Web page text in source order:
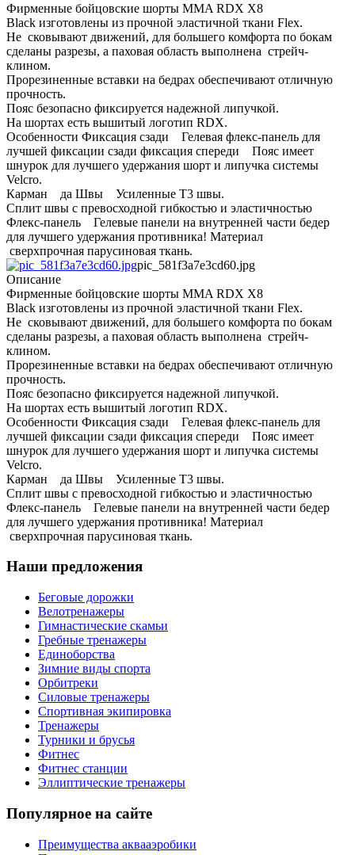
Фирменные бойцовские шорты MMA RDX X8
Black изготовлены из прочной эластичной ткани Flex.
Не сковывают движений, для большего комфорта по бокам
сделаны разрезы, а паховая область выполнена стрейч-
клином.
Прорезиненные вставки на бедрах обеспечивают отличную
прочность.
Пояс безопасно фиксируется надежной липучкой.
На шортах есть вышитый логотип RDX.
Особенности Фиксация сзади Гелевая флекс-панель для
лучшей фиксации сзади фиксация спереди Пояс имеет
шнурок для лучшего удержания шорт и липучка системы
Velcro.
Карман да Швы Усиленные Т3 швы.
Сплит швы с превосходной гибкостью и эластичностью
Флекс-панель Гелевые панели на внутренней части бедер
для лучшего удержания противника! Материал
сверхпрочная парусиновая ткань.
pic_581f3a7e3cd60.jpg
Описание
Фирменные бойцовские шорты MMA RDX X8
Black изготовлены из прочной эластичной ткани Flex.
Не сковывают движений, для большего комфорта по бокам
сделаны разрезы, а паховая область выполнена стрейч-
клином.
Прорезиненные вставки на бедрах обеспечивают отличную
прочность.
Пояс безопасно фиксируется надежной липучкой.
На шортах есть вышитый логотип RDX.
Особенности Фиксация сзади Гелевая флекс-панель для
лучшей фиксации сзади фиксация спереди Пояс имеет
шнурок для лучшего удержания шорт и липучка системы
Velcro.
Карман да Швы Усиленные Т3 швы.
Сплит швы с превосходной гибкостью и эластичностью
Флекс-панель Гелевые панели на внутренней части бедер
для лучшего удержания противника! Материал
сверхпрочная парусиновая ткань.
Наши предложения
Беговые дорожки
Велотренажеры
Гимнастические скамьи
Гребные тренажеры
Единоборства
Зимние виды спорта
Орбитреки
Силовые тренажеры
Спортивная экипировка
Тренажеры
Турники и брусья
Фитнес
Фитнес станции
Эллиптические тренажеры
Популярное на сайте
Преимущества аквааэробики